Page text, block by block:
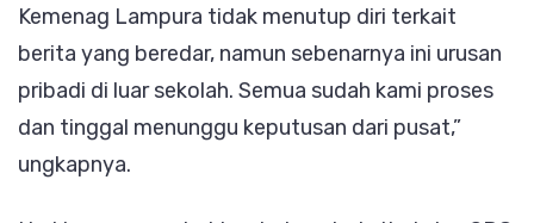
Kemenag Lampura tidak menutup diri terkait
berita yang beredar, namun sebenarnya ini urusan
pribadi di luar sekolah. Semua sudah kami proses
dan tinggal menunggu keputusan dari pusat,”
ungkapnya.